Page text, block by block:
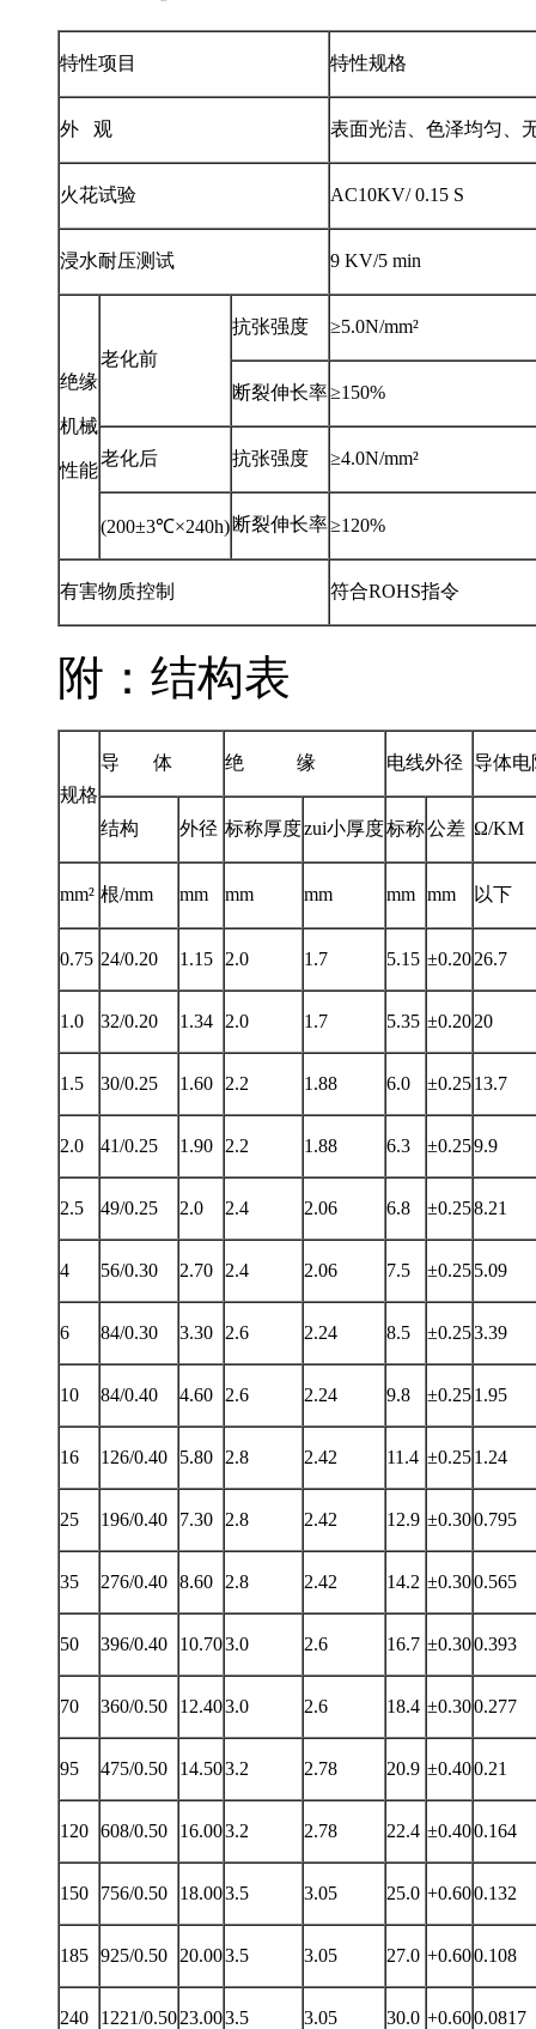
特性项目 特性规格
外 观 表面光洁、色泽均匀
火花试验 AC10KV/ 0.15 S
浸水耐压测试 9 KV/5 min
绝缘
机械
性能
老化前
抗张强度 ≥5.0N/mm²
断裂伸长率≥150%
老化后 抗张强度 ≥4.0N/mm²
(200±3℃×240h) 断裂伸长率≥120%
有害物质控制 符合ROHS指令
附： 结构表
规格
导 体 绝 缘 电线外径 导体电
结构 外径 标称厚度zui小厚度标称公差 Ω/KM
mm² 根/mm mm mm mm mm mm 以下
0.75 24/0.20 1.15 2.0 1.7 5.15 ±0.2026.7
1.0 32/0.20 1.34 2.0 1.7 5.35 ±0.2020
1.5 30/0.25 1.60 2.2 1.88 6.0 ±0.2513.7
2.0 41/0.25 1.90 2.2 1.88 6.3 ±0.259.9
2.5 49/0.25 2.0 2.4 2.06 6.8 ±0.258.21
4 56/0.30 2.70 2.4 2.06 7.5 ±0.255.09
6 84/0.30 3.30 2.6 2.24 8.5 ±0.253.39
10 84/0.40 4.60 2.6 2.24 9.8 ±0.251.95
16 126/0.40 5.80 2.8 2.42 11.4 ±0.251.24
25 196/0.40 7.30 2.8 2.42 12.9 ±0.300.795
35 276/0.40 8.60 2.8 2.42 14.2 ±0.300.565
50 396/0.40 10.703.0 2.6 16.7 ±0.300.393
70 360/0.50 12.403.0 2.6 18.4 ±0.300.277
95 475/0.50 14.503.2 2.78 20.9 ±0.400.21
120 608/0.50 16.003.2 2.78 22.4 ±0.400.164
150 756/0.50 18.003.5 3.05 25.0 +0.600.132
185 925/0.50 20.003.5 3.05 27.0 +0.600.108
240 1221/0.5023.003.5 3.05 30.0 +0.600.0817